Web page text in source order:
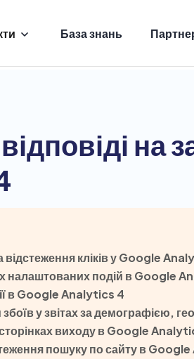
База знань
на
кліків у Google
налаштованих подій в Google
в Google Analytics 4
у звітах за демографією,
виходу в Google
пошуку по сайту в